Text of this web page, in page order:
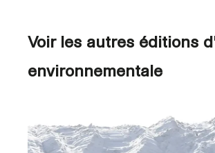
Voir les autres éditions
environnementale